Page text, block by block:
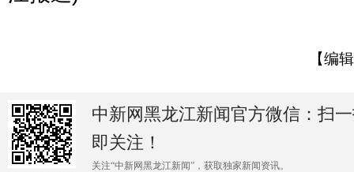
【编
中新网黑龙江新闻官方微信：扫
即关注！
关注“中新网黑龙江新闻”，获取独家新闻资讯。